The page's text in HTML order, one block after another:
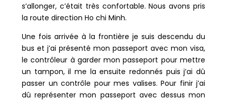
s’allonger, c’était très confortable. Nous avons pris
la route direction Ho chi Minh.
Une fois arrivée à la frontière je suis descendu du
bus et j’ai présenté mon passeport avec mon visa,
le contrôleur à garder mon passeport pour mettre
un tampon, il me la ensuite redonnés puis j’ai dû
passer un contrôle pour mes valises. Pour finir j’ai
dû représenter mon passeport avec dessus mon